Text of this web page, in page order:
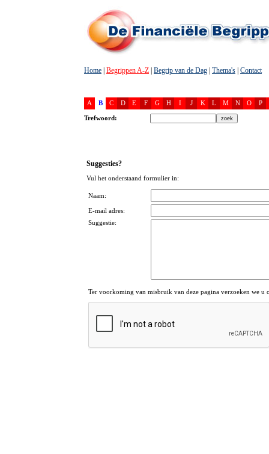
Home Begrippen A-Z Begrip van de Dag Thema's Contact
A B C D E F G H I J K L M N O P
Trefwoord:
Suggesties?
Vul het onderstaand formulier in:
Naam:
E-mail adres:
Suggestie:
Ter voorkoming van misbruik van deze pagina verzoeken we u